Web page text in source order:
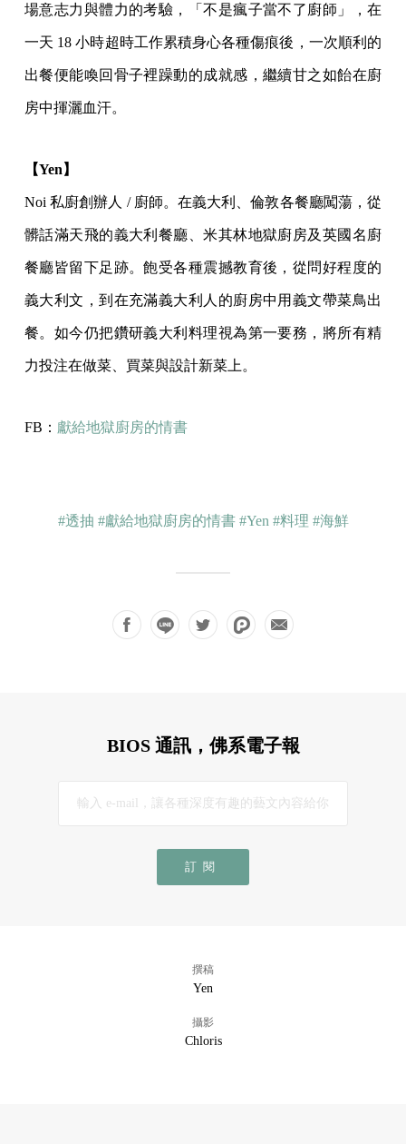
場意志力與體力的考驗，「不是瘋子當不了廚師」，在
一天 18 小時超時工作累積身心各種傷痕後，一次順利的
出餐便能喚回骨子裡躁動的成就感，繼續甘之如飴在廚
房中揮灑血汗。
【Yen】
Noi 私廚創辦人 / 廚師。在義大利、倫敦各餐廳闖蕩，從
髒話滿天飛的義大利餐廳、米其林地獄廚房及英國名廚
餐廳皆留下足跡。飽受各種震撼教育後，從問好程度的
義大利文，到在充滿義大利人的廚房中用義文帶菜鳥出
餐。如今仍把鑽研義大利料理視為第一要務，將所有精
力投注在做菜、買菜與設計新菜上。
FB： 獻給地獄廚房的情書
#透抽 #獻給地獄廚房的情書 #Yen #料理 #海鮮
BIOS 通訊，佛系電子報
訂閱
撰稿
Yen
攝影
Chloris